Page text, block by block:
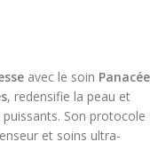
avec le soin Panacée
, redensifie la peau et
Son protocole
et soins ultra-